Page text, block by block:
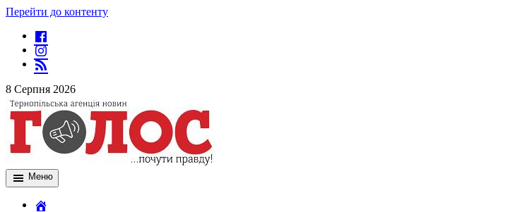
Перейти до контенту
8 Серпня 2026
Меню